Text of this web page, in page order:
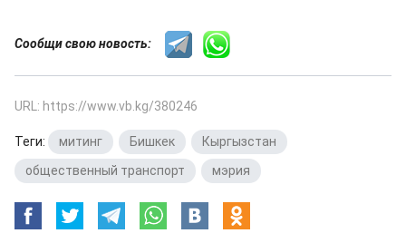
Сообщи свою новость:
URL: https://www.vb.kg/380246
Теги: митинг Бишкек Кыргызстан
общественный транспорт
мэрия